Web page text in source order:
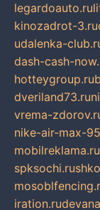
legardoauto.ru
kinozadrot-3.ru
udalenka-
dash-cash-
hotteygroup.ru
dveriland73.ru
vrema-
nike-air-max-
mobilreklama.ru
spksochi.ru
iration.ru